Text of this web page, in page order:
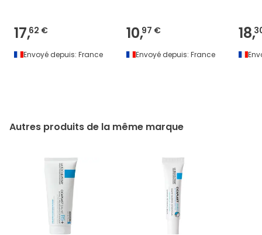
17,62 €
Envoyé depuis: France
10,97 €
Envoyé depuis: France
18,
Autres produits de la même marque